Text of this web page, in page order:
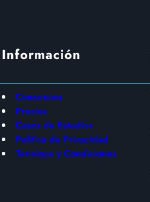
Información
Conocenos
Precios
Casos de Estudios
Política de Privacidad
Terminos y Condiciones